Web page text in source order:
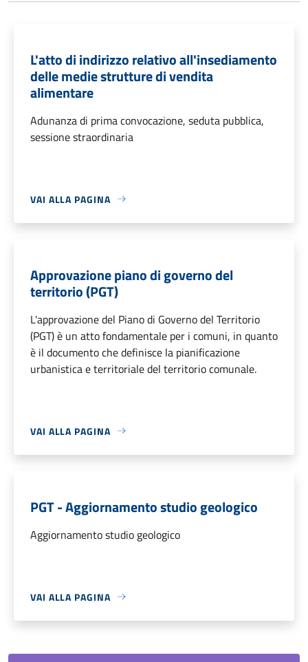
L'atto di indirizzo relativo all'insediamento
delle medie strutture di vendita
alimentare
Adunanza di prima convocazione, seduta pubblica,
sessione straordinaria
VAI ALLA PAGINA
Approvazione piano di governo del
territorio (PGT)
L'approvazione del Piano di Governo del Territorio
(PGT) è un atto fondamentale per i comuni, in quanto
è il documento che definisce la pianificazione
urbanistica e territoriale del territorio comunale.
VAI ALLA PAGINA
PGT - Aggiornamento studio geologico
Aggiornamento studio geologico
VAI ALLA PAGINA